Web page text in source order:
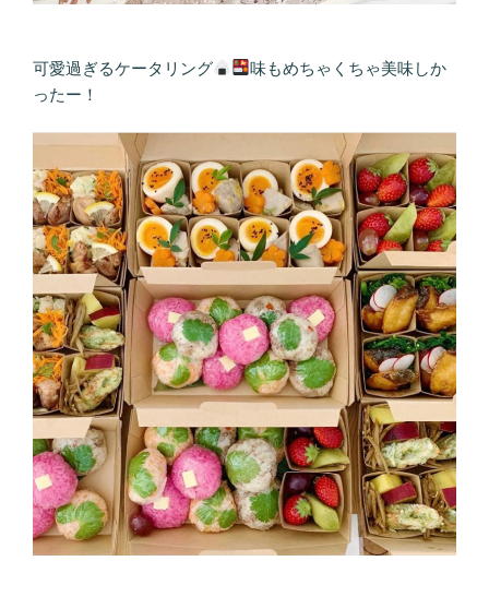
可愛過ぎるケータリング
味もめちゃくちゃ美味しか
ったー！